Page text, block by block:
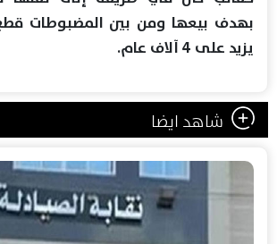
بهدف بيعها ومن بين المضبوطات
يزيد على 4 آلاف عام.
شاهد ايضا